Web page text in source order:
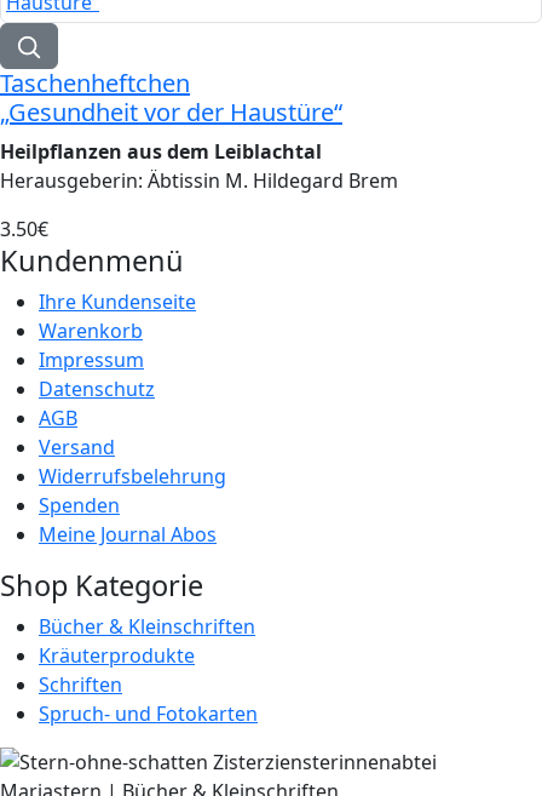
Taschenheftchen
„Gesundheit vor der Haustüre“
Heilpflanzen aus dem Leiblachtal
Herausgeberin: Äbtissin M. Hildegard Brem
3.50‎€
Kundenmenü
Ihre Kundenseite
Warenkorb
Impressum
Datenschutz
AGB
Versand
Widerrufsbelehrung
Spenden
Meine Journal Abos
Shop Kategorie
Bücher & Kleinschriften
Kräuterprodukte
Schriften
Spruch- und Fotokarten